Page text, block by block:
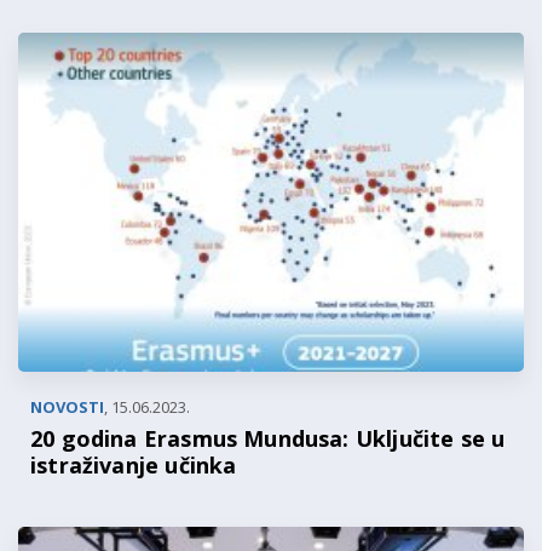
NOVOSTI, 15.06.2023.
20 godina Erasmus Mundusa: Uključite se u
istraživanje učinka